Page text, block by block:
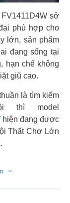
sở
phù hợp cho
lớn, sản phẩm
đang sống tại
hạn chế không
giũ cao.
là tìm kiếm
hiện đang được
Thất Chợ Lớn